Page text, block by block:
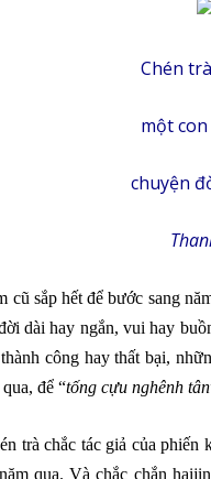
Chén
một
chuyện
cũ sắp hết để bước sang
dài hay ngắn, vui hay
công hay thất bại,
để “tống cựu nghênh tân
trà chắc tác giả của
qua. Và chắc chắn